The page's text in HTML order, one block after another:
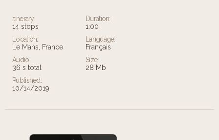
Itinerary:
14 stops
Duration:
1:00
Location:
Le Mans, France
Language:
Français
Audio:
36 s total
Size:
28 Mb
Published:
10/14/2019